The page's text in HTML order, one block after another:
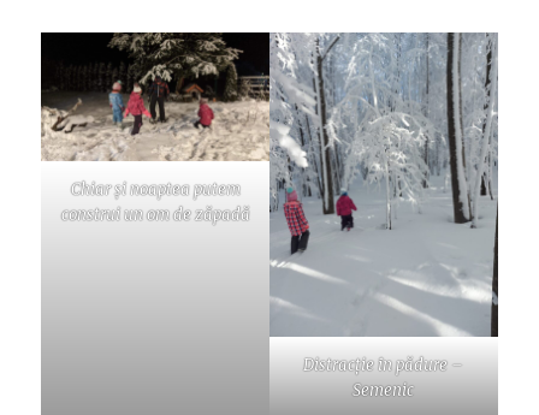
Chiar și noaptea putem
construi un om de zăpadă
Distracție în pădure –
Semenic